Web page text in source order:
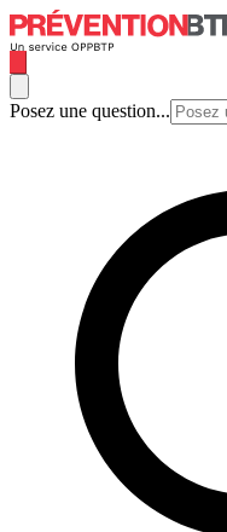
Posez une question...